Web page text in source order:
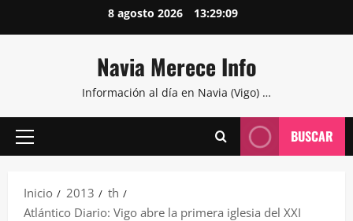
al
8 agosto 2026 13:29:10
Navia Merece Info
Información al día en Navia (Vigo) …
Menú
BUSCAR
Inicio 2013
th
Atlántico Diario: Vigo abre la primera iglesia del XXI